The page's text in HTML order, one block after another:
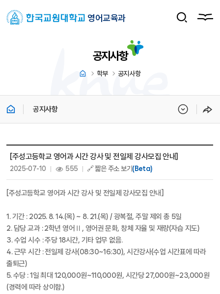
영어교육과
공지사항
학부 공지사항
공지사항
[주성고등학교 영어과 시간 강사 및 전일제 강사모집 안내]
2025-07-10 555 🔗 짧은 주소 보기(Beta)
[주성고등학교 영어과 시간 강사 및 전일제 강사모집 안내]
1. 기간 : 2025. 8. 14.(목) ~ 8. 21.(목) / 광복절, 주말 제외 총 5일
2. 담당 교과 : 2학년 영어Ⅱ , 영어권 문화, 창체 자율 및 재량(자습 지도)
3. 수업 시수 : 주당 18시간, 기타 업무 없음.
4. 근무 시간 : 전일제 강사(08:30~16:30), 시간강사(수업 시간표에 따라
출퇴근)
5. 수당 : 1일 최대 120,000원~110,000원, 시간당 27,000원~23,000원
(경력에 따라 상이함.)